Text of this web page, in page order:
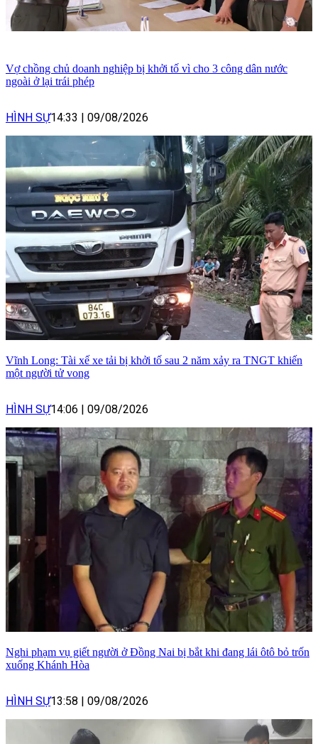
Vợ chồng chủ doanh nghiệp bị khởi tố vì cho 3 công dân nước
ngoài ở lại trái phép
HÌNH SỰ14:33 | 09/08/2026
Vĩnh Long: Tài xế xe tải bị khởi tố sau 2 năm xảy ra TNGT khiến
một người tử vong
HÌNH SỰ14:06 | 09/08/2026
Nghi phạm vụ giết người ở Đồng Nai bị bắt khi đang lái ôtô bỏ trốn
xuống Khánh Hòa
HÌNH SỰ13:58 | 09/08/2026